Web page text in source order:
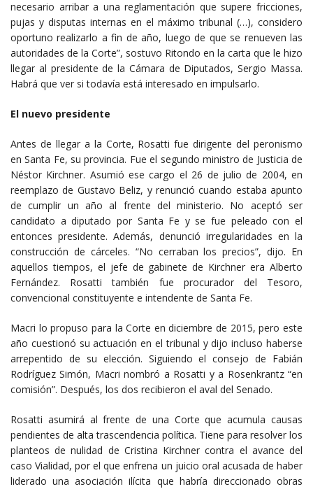
necesario arribar a una reglamentación que supere fricciones,
pujas y disputas internas en el máximo tribunal (…), considero
oportuno realizarlo a fin de año, luego de que se renueven las
autoridades de la Corte”, sostuvo Ritondo en la carta que le hizo
llegar al presidente de la Cámara de Diputados, Sergio Massa.
Habrá que ver si todavía está interesado en impulsarlo.
El nuevo presidente
Antes de llegar a la Corte, Rosatti fue dirigente del peronismo
en Santa Fe, su provincia. Fue el segundo ministro de Justicia de
Néstor Kirchner. Asumió ese cargo el 26 de julio de 2004, en
reemplazo de Gustavo Beliz, y renunció cuando estaba apunto
de cumplir un año al frente del ministerio. No aceptó ser
candidato a diputado por Santa Fe y se fue peleado con el
entonces presidente. Además, denunció irregularidades en la
construcción de cárceles. “No cerraban los precios”, dijo. En
aquellos tiempos, el jefe de gabinete de Kirchner era Alberto
Fernández. Rosatti también fue procurador del Tesoro,
convencional constituyente e intendente de Santa Fe.
Macri lo propuso para la Corte en diciembre de 2015, pero este
año cuestionó su actuación en el tribunal y dijo incluso haberse
arrepentido de su elección. Siguiendo el consejo de Fabián
Rodríguez Simón, Macri nombró a Rosatti y a Rosenkrantz “en
comisión”. Después, los dos recibieron el aval del Senado.
Rosatti asumirá al frente de una Corte que acumula causas
pendientes de alta trascendencia política. Tiene para resolver los
planteos de nulidad de Cristina Kirchner contra el avance del
caso Vialidad, por el que enfrena un juicio oral acusada de haber
liderado una asociación ilícita que habría direccionado obras